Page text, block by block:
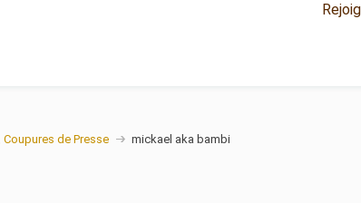
de Presse mickael aka bambi